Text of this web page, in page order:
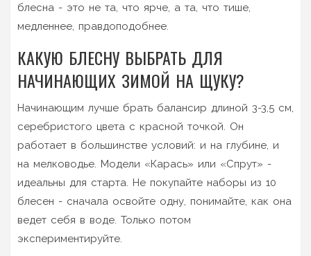
блесна - это не та, что ярче, а та, что тише,
медленнее, правдоподобнее.
КАКУЮ БЛЕСНУ ВЫБРАТЬ ДЛЯ
НАЧИНАЮЩИХ ЗИМОЙ НА ЩУКУ?
Начинающим лучше брать балансир длиной 3-3,5 см,
серебристого цвета с красной точкой. Он
работает в большинстве условий: и на глубине, и
на мелководье. Модели «Карась» или «Спрут» -
идеальны для старта. Не покупайте наборы из 10
блесен - сначала освойте одну, понимайте, как она
ведет себя в воде. Только потом
экспериментируйте.